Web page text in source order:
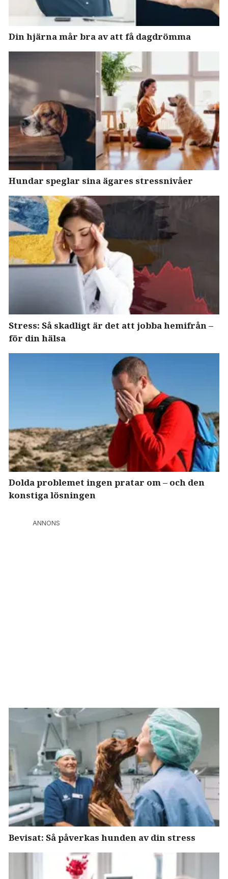
Din hjärna mår bra av att få dagdrömma
Hundar speglar sina ägares stressnivåer
Stress: Så skadligt är det att jobba hemifrån –
för din hälsa
Dolda problemet ingen pratar om – och den
konstiga lösningen
ANNONS
Bevisat: Så påverkas hunden av din stress